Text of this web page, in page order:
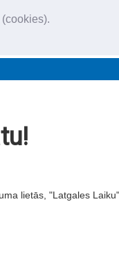
Daugavpils valstspilsētu,
lietās, "Latgales Laiku"